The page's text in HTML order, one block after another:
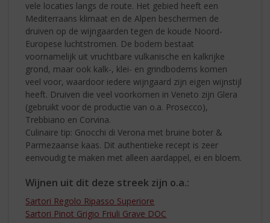
vele locaties langs de route. Het gebied heeft een
Mediterraans klimaat en de Alpen beschermen de
druiven op de wijngaarden tegen de koude Noord-
Europese luchtstromen. De bodem bestaat
voornamelijk uit vruchtbare vulkanische en kalkrijke
grond, maar ook kalk-, klei- en grindbodems komen
veel voor, waardoor iedere wijngaard zijn eigen wijnstijl
heeft. Druiven die veel voorkomen in Veneto zijn Glera
(gebruikt voor de productie van o.a. Prosecco),
Trebbiano en Corvina.
Culinaire tip: Gnocchi di Verona met bruine boter &
Parmezaanse kaas. Dit authentieke recept is zeer
eenvoudig te maken met alleen aardappel, ei en bloem.
Wijnen uit dit deze streek zijn o.a.:
Sartori Regolo Ripasso Superiore
Sartori Pinot Grigio Friuli Grave DOC